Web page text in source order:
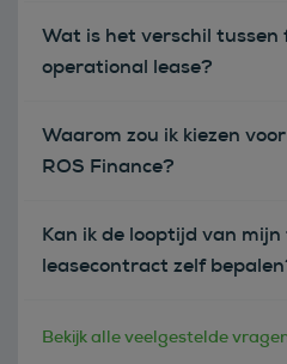
Wat is het verschil tussen
operational lease?
Waarom zou ik kiezen
ROS Finance?
Kan ik de looptijd van
leasecontract zelf
Bekijk alle veelgestelde